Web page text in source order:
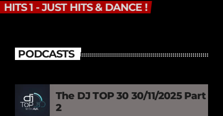
HITS 1 - JUST HITS & DANCE !
PODCASTS
The DJ TOP 30 30/11/2025 Part
2